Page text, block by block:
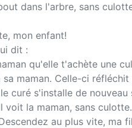
dans l'arbre, sans
mon enfant!
dit :
qu'elle t'achète une
maman. Celle-ci
curé s'installe de nouveau
voit la maman, sans culotte.
au plus vite, ma